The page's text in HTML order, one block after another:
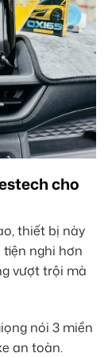
cho
thiết bị này
nghi hơn
vượt trội mà
nói 3 miền
an toàn.